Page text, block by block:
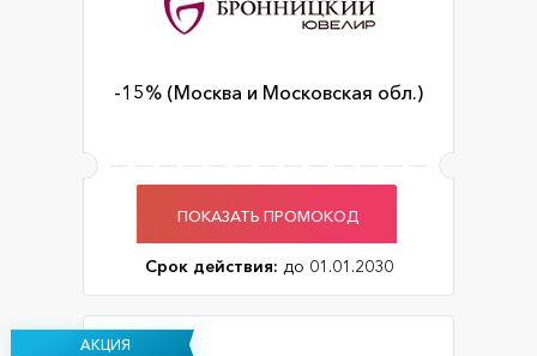
-15% (Москва и Московская обл.)
ПОКАЗАТЬ ПРОМОКОД
Срок действия: до 01.01.2030
АКЦИЯ